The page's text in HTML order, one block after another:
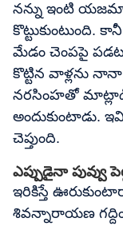
నన్ను ఇంటి
కొట్టుకుంటుంది.
మేడం చెంపపై
కొట్టిన వాళ్లను
నరసింహతో
అందుకుంటాడు.
చెప్తుంది.
ఎప్పుడైనా పువ్వు
ఇరికిస్తే
శివన్నారాయణ